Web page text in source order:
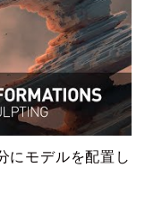
にモデルを配置し